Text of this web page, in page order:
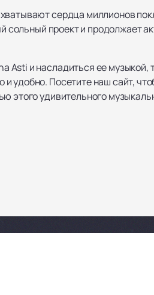
сердца миллионов
проект и продолжает
Asti и насладиться ее музыкой,
удобно. Посетите наш сайт,
этого удивительного